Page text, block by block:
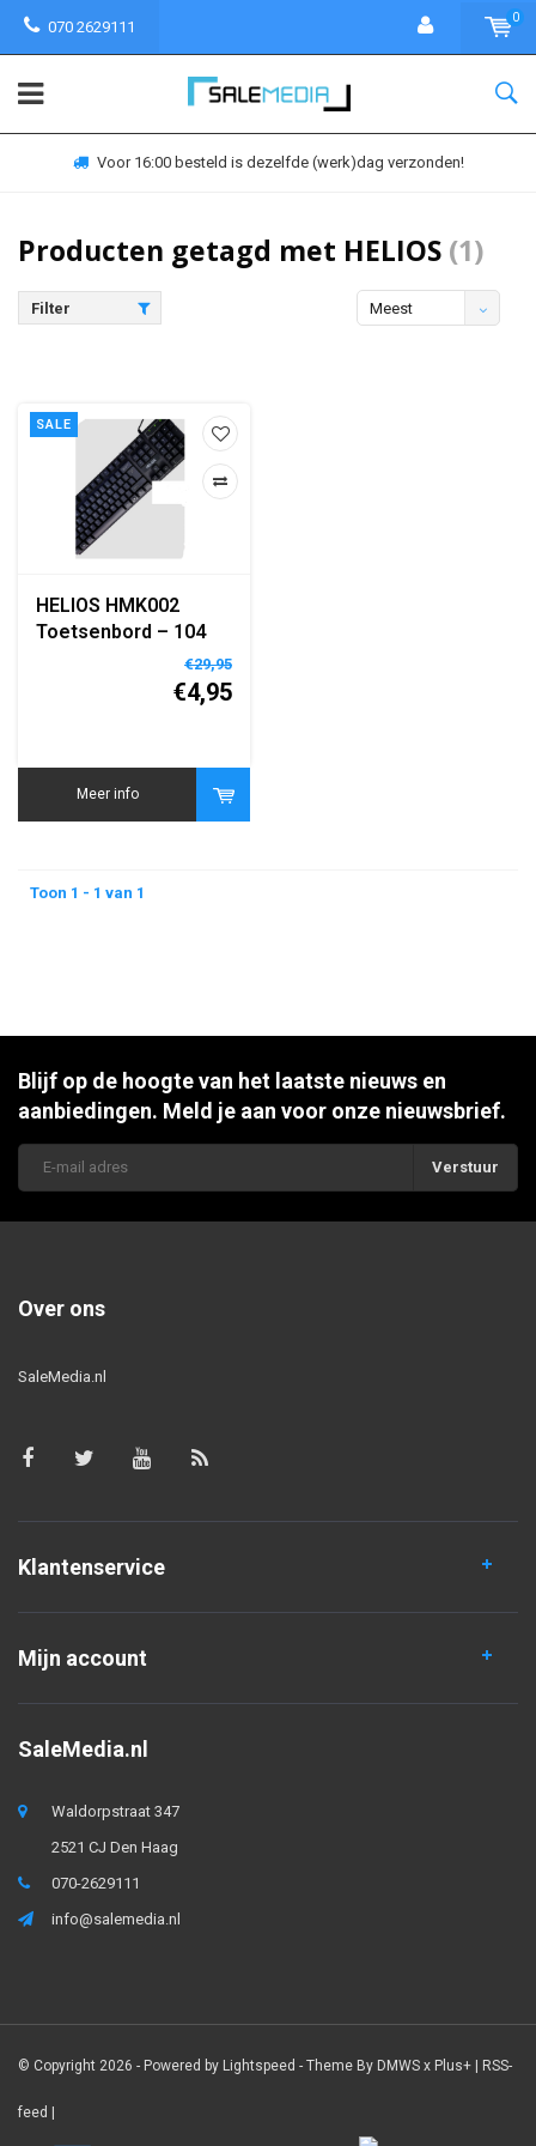
070 2629111
0
Voor 16:00 besteld is dezelfde (werk)dag verzonden!
Producten getagd met HELIOS (1)
Filter
Meest
SALE
HELIOS HMK002
Toetsenbord – 104
Toetsen – QWERTY
Ergonomisch – Voor
€29,95
€4,95
Meer info
Toon 1 - 1 van 1
Blijf op de hoogte van het laatste nieuws en
aanbiedingen. Meld je aan voor onze nieuwsbrief.
Verstuur
Over ons
SaleMedia.nl
Klantenservice
Mijn account
SaleMedia.nl
Waldorpstraat 347
2521 CJ Den Haag
070-2629111
info@salemedia.nl
© Copyright 2026 - Powered by Lightspeed - Theme By DMWS x Plus+ | RSS-
feed |